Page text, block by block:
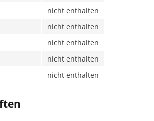
nicht enthalten
nicht enthalten
nicht enthalten
nicht enthalten
nicht enthalten